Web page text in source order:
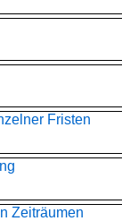
Fristen
Zeiträumen